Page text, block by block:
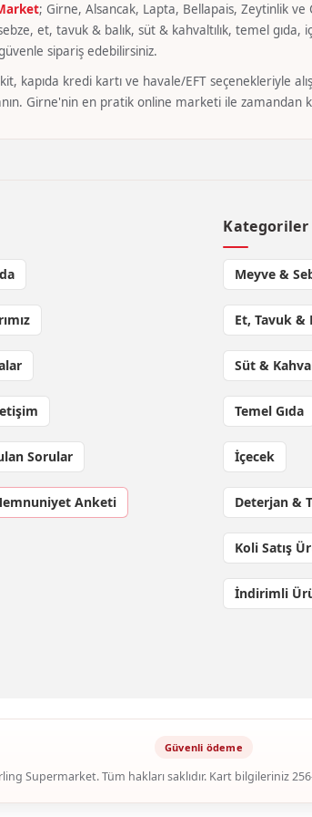
; Girne, Alsancak, Lapta, Bellapais, Zeytinlik
et, tavuk & balık, süt & kahvaltılık, temel
sipariş edebilirsiniz.
kapıda kredi kartı ve havale/EFT seçenekleriyle
Girne'nin en pratik online marketi ile zamandan
Sorular
Anketi
Kategoriler
Meyve &
Et, Tavuk &
Süt &
Temel Gıda
İçecek
Deterjan &
Koli Satış
İndirimli
Supermarket. Tüm hakları saklıdır. Kart bilgileriniz